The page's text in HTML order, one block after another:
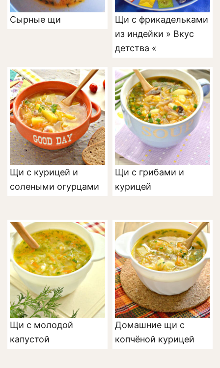
Сырные щи
Щи с фрикадельками
из индейки » Вкус
детства «
Щи с курицей и
солеными огурцами
Щи с грибами и
курицей
Щи с молодой
капустой
Домашние щи с
копчёной курицей